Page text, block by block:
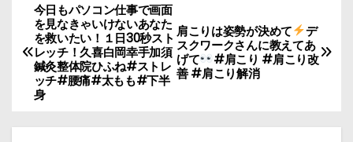
投
稿
ナ
肩こりは姿勢が決めて
デ
スクワークさんに教えてあ
げて
#肩こり #肩こり改
善 #肩こり解消
今日もパソコン仕事で画面
を見なきゃいけないあなた
を救いたい！１日30秒スト
レッチ！久喜白岡幸手加須
鍼灸整体院ひふね#ストレ
ッチ#腰痛#太もも#下半
身